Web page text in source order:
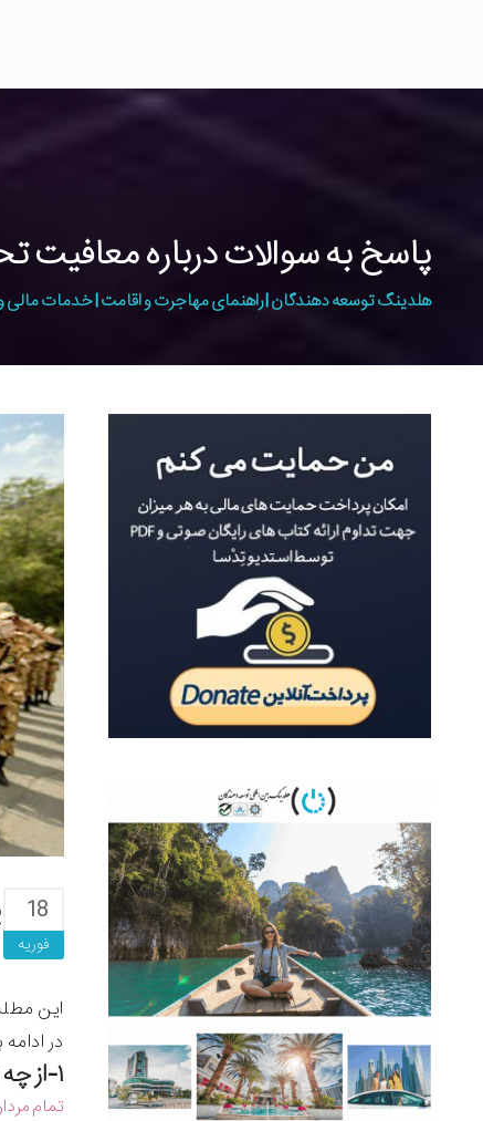
پاسخ به سوالات درباره معافیت
هلدینگ توسعه دهندگان | راهنمای مهاجرت و اقامت | خدمات مالی
18
فوریه
این
در ادامه
۱-از چه تاریخی مشمولان وارد سن مشمولیت می شوند؟